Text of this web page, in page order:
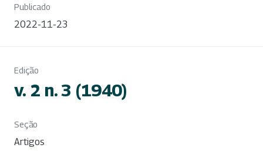
Publicado
2022-11-23
Edição
v. 2 n. 3 (1940)
Seção
Artigos